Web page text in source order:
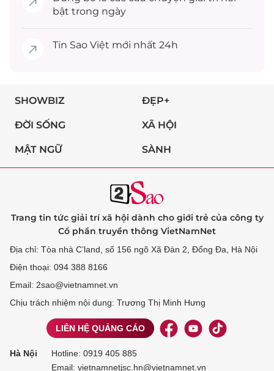
bật trong ngày
Tin Sao Việt mới nhất 24h
SHOWBIZ ĐẸP+
ĐỜI SỐNG XÃ HỘI
MẬT NGỮ SÀNH
Trang tin tức giải trí xã hội dành cho giới trẻ của công ty
Cổ phần truyền thông VietNamNet
Địa chỉ: Tòa nhà C’land, số 156 ngõ Xã Đàn 2, Đống Đa, Hà Nội
Điện thoại: 094 388 8166
Email: 2sao@vietnamnet.vn
Chịu trách nhiệm nội dung: Trương Thị Minh Hưng
LIÊN HỆ QUẢNG CÁO
Hà Nội Hotline: 0919 405 885
Email: vietnamnetjsc.hn@vietnamnet.vn